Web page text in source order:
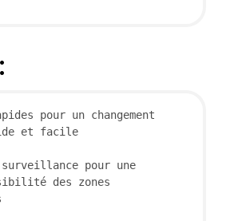
pour un changement
et facile
surveillance pour une
des zones